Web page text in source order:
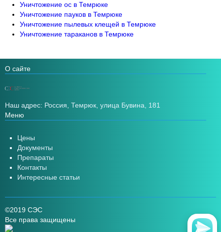
Уничтожение ос в Темрюке
Уничтожение пауков в Темрюке
Уничтожение пылевых клещей в Темрюке
Уничтожение тараканов в Темрюке
О сайте
Наш адрес: Россия, Темрюк, улица Бувина, 181
Меню
Цены
Документы
Препараты
Контакты
Интересные статьи
©2019 СЭС
Все права защищены